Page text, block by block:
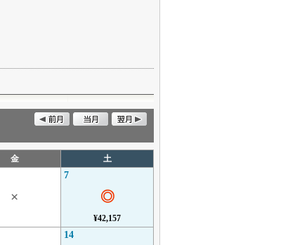
金 土
×
7
◎
¥42,157
14